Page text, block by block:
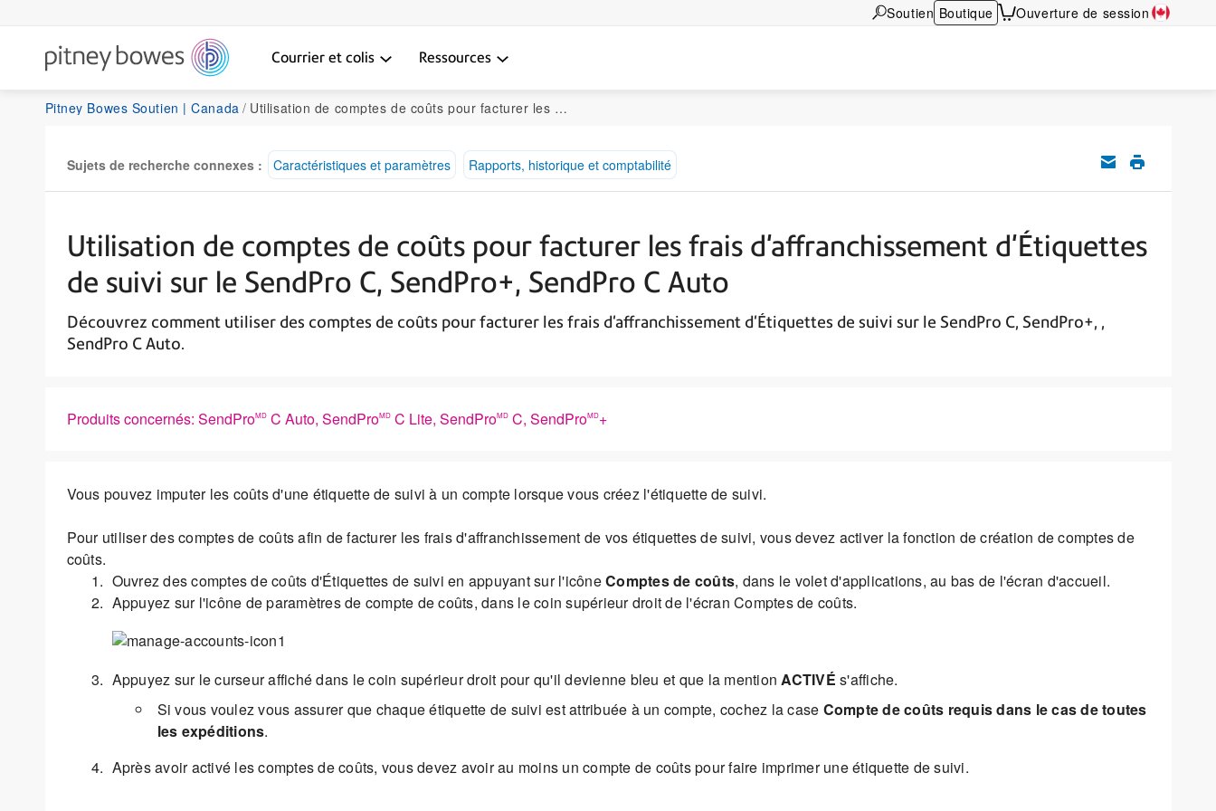
Soutien Boutique Ouverture de session
Courrier et colis Ressources
Pitney Bowes Soutien | Canada Utilisation de comptes de coûts pour facturer les frais d'affranchissement d'Étiquettes de suivi sur le SendPro C, SendPro+, SendPro C Auto
Sujets de recherche connexes : Caractéristiques et paramètres Rapports, historique et comptabilité
Utilisation de comptes de coûts pour facturer les frais d'affranchissement d'Étiquettes
de suivi sur le SendPro C, SendPro+, SendPro C Auto
Découvrez comment utiliser des comptes de coûts pour facturer les frais d'affranchissement d'Étiquettes de suivi sur le SendPro C, SendPro+, ,
SendPro C Auto.
Produits concernés: SendProMDC Auto, SendProMDC Lite, SendProMDC, SendProMD+
Vous pouvez imputer les coûts d'une étiquette de suivi à un compte lorsque vous créez l'étiquette de suivi.
Pour utiliser des comptes de coûts afin de facturer les frais d'affranchissement de vos étiquettes de suivi, vous devez activer la fonction de création de comptes de
coûts.
Ouvrez des comptes de coûts d'Étiquettes de suivi en appuyant sur l'icôneComptes de coûts, dans le volet d'applications, au bas de l'écran d'accueil.
Appuyez sur l'icône de paramètres de compte de coûts, dans le coin supérieur droit de l'écran Comptes de coûts.
Appuyez sur le curseur affiché dans le coin supérieur droit pour qu'il devienne bleu et que la mentionACTIVÉ s'affiche.
Si vous voulez vous assurer que chaque étiquette de suivi est attribuée à un compte, cochez la case Compte de coûts requis dans le cas de toutes
les expéditions.
Après avoir activé les comptes de coûts, vous devez avoir au moins un compte de coûts pour faire imprimer une étiquette de suivi.